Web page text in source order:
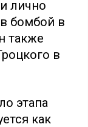
лично
бомбой в
также
в
этапа
как